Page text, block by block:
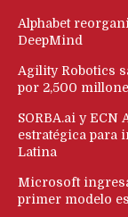
Alphabet
DeepMind
Agility Robotics
por 2,500
SORBA.ai y
estratégica para
Latina
Microsoft
primer modelo